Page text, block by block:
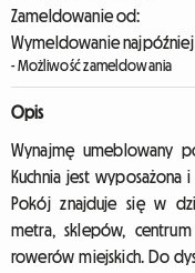
Zameldowanie od:
Wymeldowanie
- Możliwość zameldowania
Opis
Wynajmę umeblowany
Kuchnia jest wyposażona
Pokój znajduje się w
metra, sklepów,
rowerów miejskich. Do